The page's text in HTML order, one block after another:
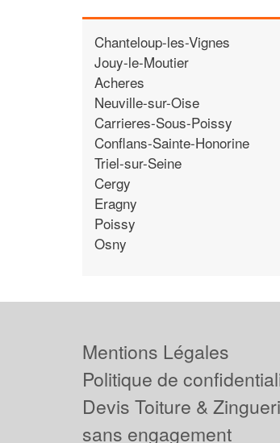
Chanteloup-les-Vignes
Jouy-le-Moutier
Acheres
Neuville-sur-Oise
Carrieres-Sous-Poissy
Conflans-Sainte-Honorine
Triel-sur-Seine
Cergy
Eragny
Poissy
Osny
Mentions Légales
Politique de
Devis Toiture &
sans engagement